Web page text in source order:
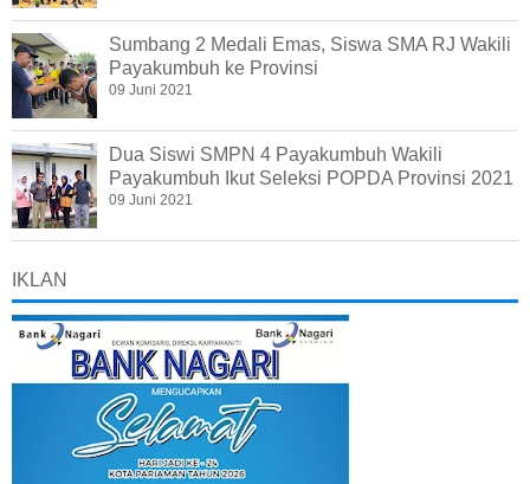
Sumbang 2 Medali Emas, Siswa SMA RJ Wakili
Payakumbuh ke Provinsi
09 Juni 2021
Dua Siswi SMPN 4 Payakumbuh Wakili
Payakumbuh Ikut Seleksi POPDA Provinsi 2021
09 Juni 2021
IKLAN